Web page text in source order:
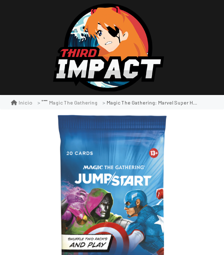
Inicio Magic The Gathering Magic The Gathering: Marvel Super Heroes Jumpstart Booster Pack